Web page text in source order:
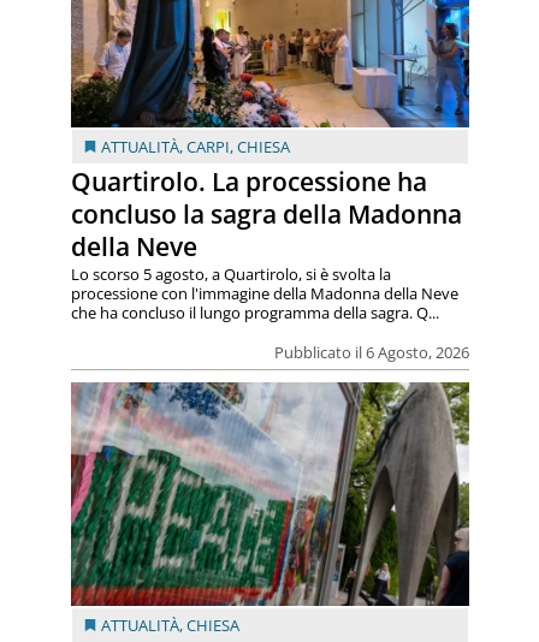
ATTUALITÀ,CARPI,CHIESA
Quartirolo. La processione ha
concluso la sagra della Madonna
della Neve
Pubblicato il 6 Agosto, 2026
Lo scorso 5 agosto, a Quartirolo, si è svolta la
processione con l'immagine della Madonna della Neve
che ha concluso il lungo programma della sagra. Q...
ATTUALITÀ,CHIESA